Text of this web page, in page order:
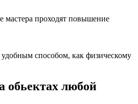
мастера проходят повышение
способом, как физическому
обьектах любой